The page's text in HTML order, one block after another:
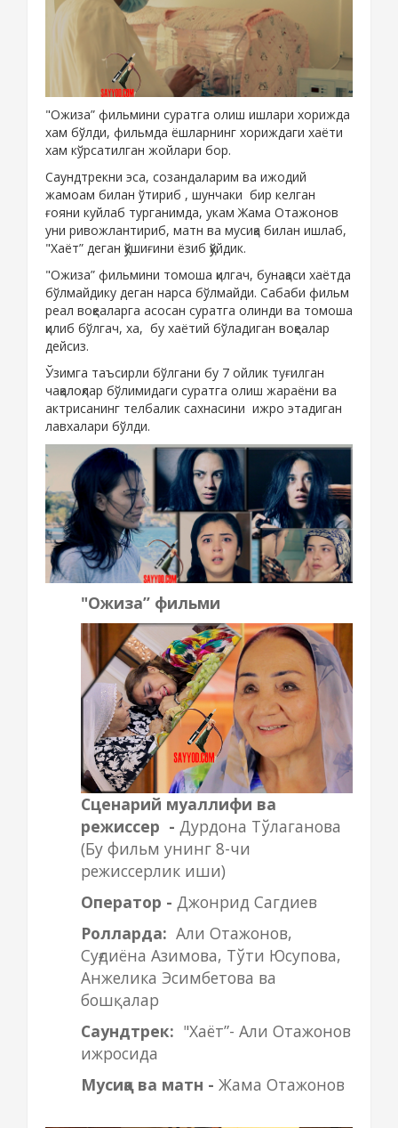
"Ожиза” фильмини суратга олиш ишлари хорижда
хам бўлди, фильмда ёшларнинг хориждаги хаёти
хам кўрсатилган жойлари бор.
Саундтрекни эса, созандаларим ва ижодий
жамоам билан ўтириб , шунчаки бир келган
ғояни куйлаб турганимда, укам Жама Отажонов
уни ривожлантириб, матн ва мусиқа билан ишлаб,
"Хаёт” деган қўшиғини ёзиб қўйдик.
"Ожиза” фильмини томоша қилгач, бунақаси хаётда
бўлмайдику деган нарса бўлмайди. Сабаби фильм
реал воқеаларга асосан суратга олинди ва томоша
қилиб бўлгач, ха, бу хаётий бўладиган воқеалар
дейсиз.
Ўзимга таъсирли бўлгани бу 7 ойлик туғилган
чақалоқлар бўлимидаги суратга олиш жараёни ва
актрисанинг телбалик сахнасини ижро этадиган
лавхалари бўлди.
"Ожиза” фильми
Сценарий муаллифи ва
режиссер - Дурдона Тўлаганова
(Бу фильм унинг 8-чи
режиссерлик иши)
Оператор - Джонрид Сагдиев
Ролларда: Али Отажонов,
Суғдиёна Азимова, Тўти Юсупова,
Анжелика Эсимбетова ва
бошқалар
Саундтрек: "Хаёт”- Али Отажонов
ижросида
Мусиқа ва матн - Жама Отажонов